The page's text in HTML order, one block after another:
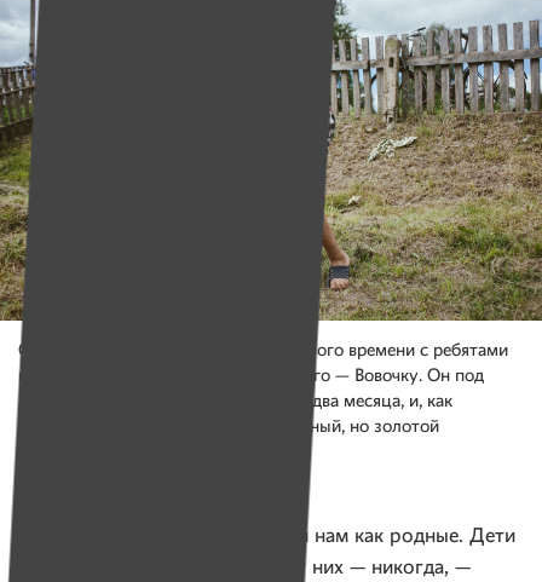
Соседский парень Леша проводит много времени с ребятами
и помогает усмирять самого младшего — Вовочку. Он под
патронатом Галины Петровны всего два месяца, и, как
признается женщина, он хоть и трудный, но золотой
— Это наши дети навсегда. Они нам как родные. Дети
могут от нас отказаться, мы от них — никогда, —